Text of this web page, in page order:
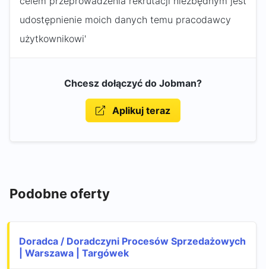
udostępnienie moich danych temu pracodawcy
użytkownikowi'
Chcesz dołączyć do Jobman?
Aplikuj teraz
Podobne oferty
Doradca / Doradczyni Procesów Sprzedażowych
| Warszawa | Targówek